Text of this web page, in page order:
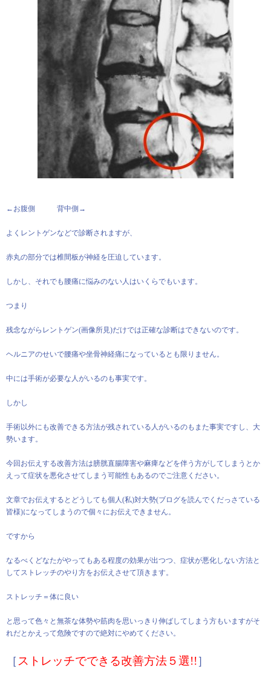
←お腹側 背中側→
よくレントゲンなどで診断されますが、
赤丸の部分では椎間板が神経を圧迫しています。
しかし、それでも腰痛に悩みのない人はいくらでもいます。
つまり
残念ながらレントゲン(画像所見)だけでは正確な診断はできないのです。
ヘルニアのせいで腰痛や坐骨神経痛になっているとも限りません。
中には手術が必要な人がいるのも事実です。
しかし
手術以外にも改善できる方法が残されている人がいるのもまた事実ですし、大
勢います。
今回お伝えする改善方法は膀胱直腸障害や麻痺などを伴う方がしてしまうとか
えって症状を悪化させてしまう可能性もあるのでご注意ください。
文章でお伝えするとどうしても個人(私)対大勢(ブログを読んでくだっさている
皆様)になってしまうので個々にお伝えできません。
ですから
なるべくどなたがやってもある程度の効果が出つつ、症状が悪化しない方法と
してストレッチのやり方をお伝えさせて頂きます。
ストレッチ＝体に良い
と思って色々と無茶な体勢や筋肉を思いっきり伸ばしてしまう方もいますがそ
れだとかえって危険ですので絶対にやめてください。
［ ストレッチでできる改善方法５選!!］